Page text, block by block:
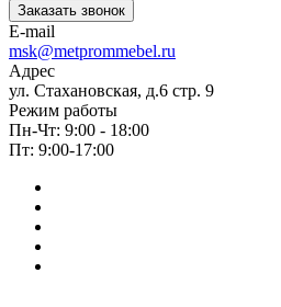
Заказать звонок
E-mail
msk@metprommebel.ru
Адрес
ул. Стахановская, д.6 стр. 9
Режим работы
Пн-Чт: 9:00 - 18:00
Пт: 9:00-17:00